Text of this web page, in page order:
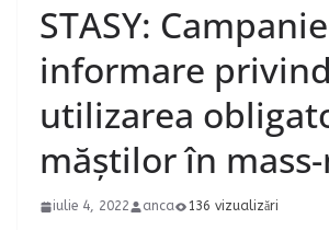
STASY:
informare privind
utilizarea
măștilor în
iulie 4, 2022 anca 136 vizualizări